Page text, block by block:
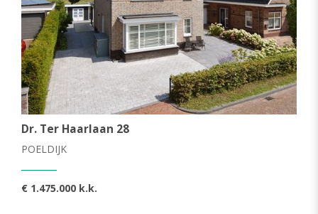
Dr. Ter Haarlaan 28
POELDIJK
€ 1.475.000 k.k.